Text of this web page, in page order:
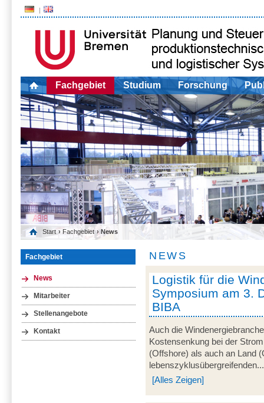
Fachgebiet Studium Forschung
Start › Fachgebiet › News
Fachgebiet
News
Mitarbeiter
Stellenangebote
Kontakt
NEWS
Logistik für die
Symposium am 3.
BIBA
Auch die
Kostensenkung bei der
(Offshore) als auch an Land
lebenszyklusübergreifenden...
[Alles Zeigen]